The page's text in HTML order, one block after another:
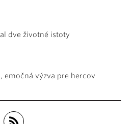
dve životné istoty
emočná výzva pre hercov